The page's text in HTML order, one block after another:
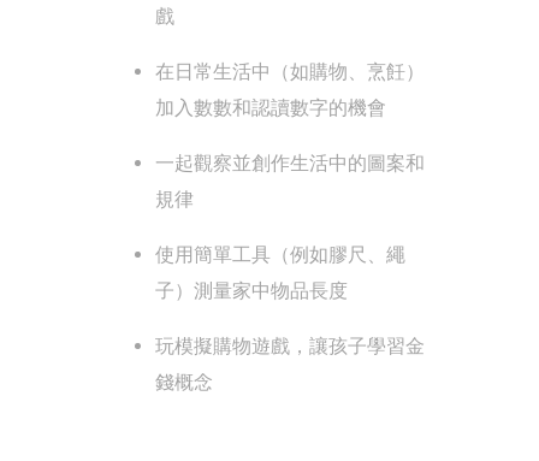
戲
在日常生活中（如購物、烹飪）
加入數數和認讀數字的機會
一起觀察並創作生活中的圖案和
規律
使用簡單工具（例如膠尺、繩
子）測量家中物品長度
玩模擬購物遊戲，讓孩子學習金
錢概念